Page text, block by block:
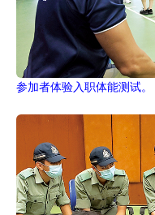
参加者体验入职体能测试。